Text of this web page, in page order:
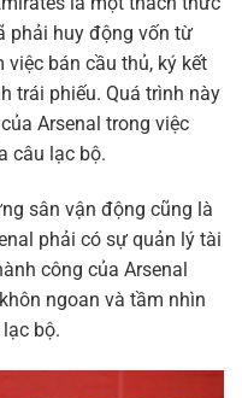
phải huy động vốn từ
việc bán cầu thủ, ký kết
trái phiếu. Quá trình này
Arsenal trong việc
câu lạc bộ.
sân vận động cũng là
phải có sự quản lý tài
công của Arsenal
ngoan và tầm nhìn
bộ.